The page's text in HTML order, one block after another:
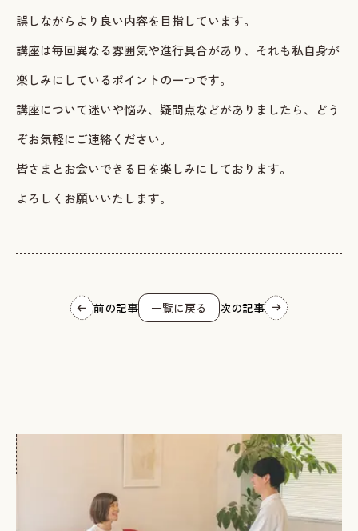
誤しながらより良い内容を目指しています。
講座は毎回異なる雰囲気や進行具合があり、それも私自身が
楽しみにしているポイントの一つです。
講座について迷いや悩み、疑問点などがありましたら、どう
ぞお気軽にご連絡ください。
皆さまとお会いできる日を楽しみにしております。
よろしくお願いいたします。
前の記事 一覧に戻る 次の記事